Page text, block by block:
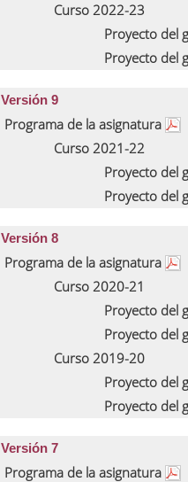
Curso 2022-23
Proyecto del
Proyecto del
Versión 9
Programa de la asignatura
Curso 2021-22
Proyecto del
Proyecto del
Versión 8
Programa de la asignatura
Curso 2020-21
Proyecto del
Proyecto del
Curso 2019-20
Proyecto del
Proyecto del
Versión 7
Programa de la asignatura